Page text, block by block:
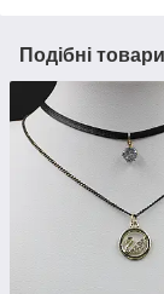
Подібні